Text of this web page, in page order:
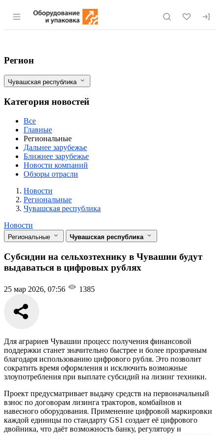
Раздел навигации по сайту eqinfo.ru
Субсидии на сельхозтехнику в
Фильтры
Регион
Чувашская республика
Категория новостей
Все
Главные
Региональные
Дальнее зарубежье
Ближнее зарубежье
Новости компаний
Обзоры отрасли
Новости
Разделы
Новости
Региональные
Чувашская республика
Новости
Региональные Чувашская республика
Субсидии на сельхозтехнику в Чувашии будут
выдаваться в цифровых рублях
25 мар 2026, 07:56 1385
Для аграриев Чувашии процесс получения финансовой
поддержки станет значительно быстрее и более прозрачным
благодаря использованию цифрового рубля. Это позволит
сократить время оформления и исключить возможные
злоупотребления при выплате субсидий на лизинг техники.
Проект предусматривает выдачу средств на первоначальный
взнос по договорам лизинга тракторов, комбайнов и
навесного оборудования. Применение цифровой маркировки
каждой единицы по стандарту GS1 создает её цифрового
двойника, что даёт возможность банку, регулятору и